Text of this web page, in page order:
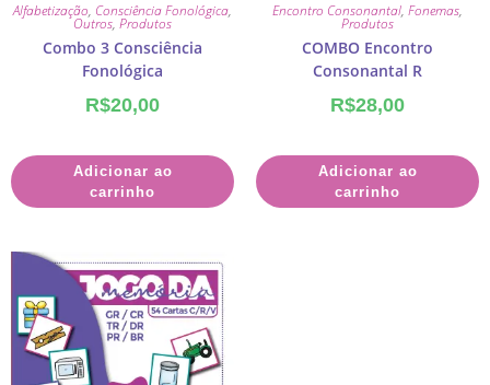
Alfabetização, Consciência Fonológica,
Outros, Produtos
Combo 3 Consciência
Fonológica
R$20,00
Adicionar ao
carrinho
Encontro Consonantal, Fonemas,
Produtos
COMBO Encontro
Consonantal R
R$28,00
Adicionar ao
carrinho